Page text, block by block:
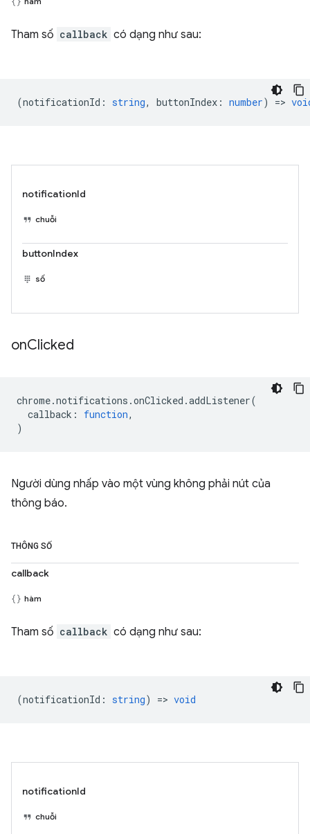
Tham số callback có dạng như sau:
(notificationId : string, buttonIndex : number) =>
notificationId
chuỗi
buttonIndex
số
onClicked
chrome.notifications .onClicked .addListener(
callback : function,
)
Người dùng nhấp vào một vùng không phải nút của
thông báo.
THÔNG SỐ
callback
hàm
Tham số callback có dạng như sau:
(notificationId : string) => void
notificationId
chuỗi